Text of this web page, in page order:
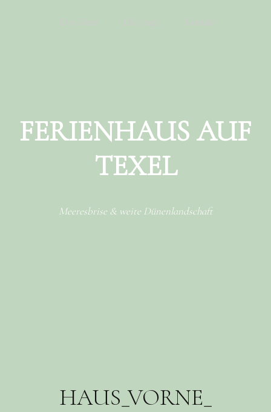
FERIENHAUS AUF
TEXEL
Meeresbrise & weite Dünenlandschaft
HAUS_VORNE_